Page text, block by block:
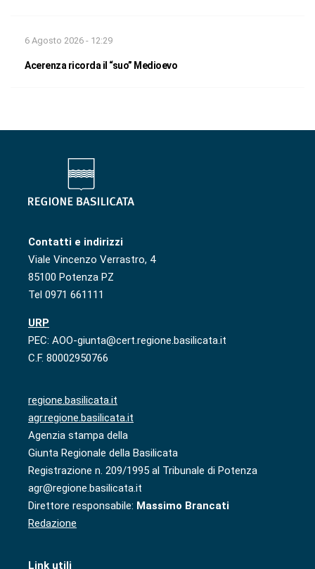
6 Agosto 2026 - 12:29
Acerenza ricorda il “suo” Medioevo
Contatti e indirizzi
Viale Vincenzo Verrastro, 4
85100 Potenza PZ
Tel 0971 661111
URP
PEC: AOO-giunta@cert.regione.basilicata.it
C.F. 80002950766
regione.basilicata.it
agr.regione.basilicata.it
Agenzia stampa della
Giunta Regionale della Basilicata
Registrazione n. 209/1995 al Tribunale di Potenza
agr@regione.basilicata.it
Direttore responsabile: Massimo Brancati
Redazione
Link utili